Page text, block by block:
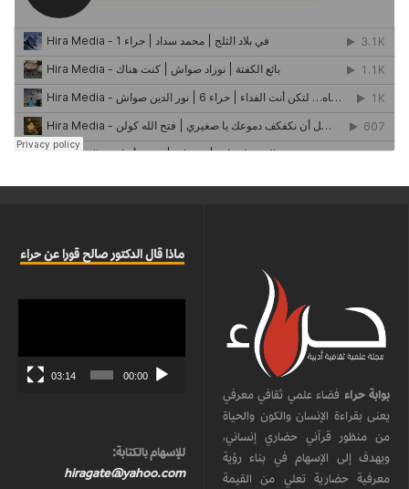
بوابة حراء فضاء علمي ثقافي معرفي
يعنى بقراءة الإنسان والكون والحياة
من منظور قرآني حضاري إنساني،
ويهدف إلى الإسهام في بناء رؤية
معرفية حضارية تعلي من القيمة
ماذا قال الدكتور صالح قورا عن حراء
00:00
03:14
للإسهام بالكتابة:
hiragate@yahoo.com